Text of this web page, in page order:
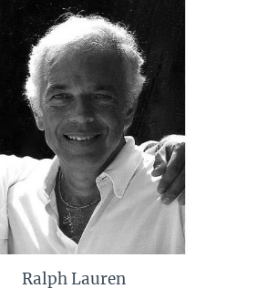
Ralph Lauren